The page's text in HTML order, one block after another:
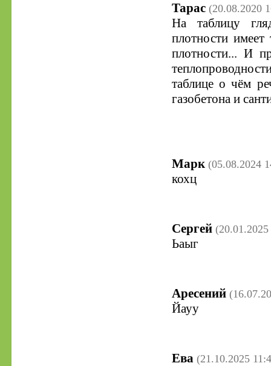
Тарас (20.08.2020
На таблицу
плотности
плотности... И
таблице о чём
газобетона и
Марк (05.08.2024
кохц
Сергей
Ьаыг
Аресений
Йауу
Ева (21.10.2025